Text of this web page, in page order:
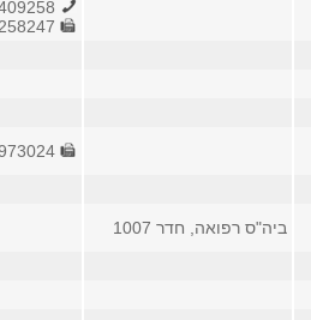
ביה"ס רפואה, חדר 1007